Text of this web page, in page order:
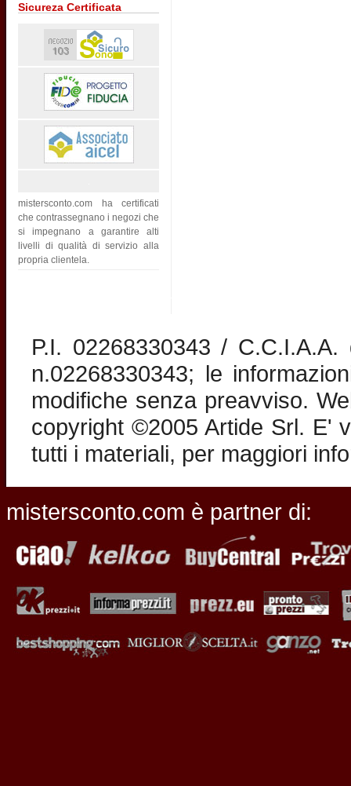
Sicureza Certificata
mistersconto.com ha certificati
che contrassegnano i negozi che
si impegnano a garantire alti
livelli di qualità di servizio alla
propria clientela.
P.I. 02268330343 /
n.02268330343; le
modifiche senza preavviso.
copyright ©2005 Artide Srl. E'
tutti i materiali, per maggiori
mistersconto.com è partner di: